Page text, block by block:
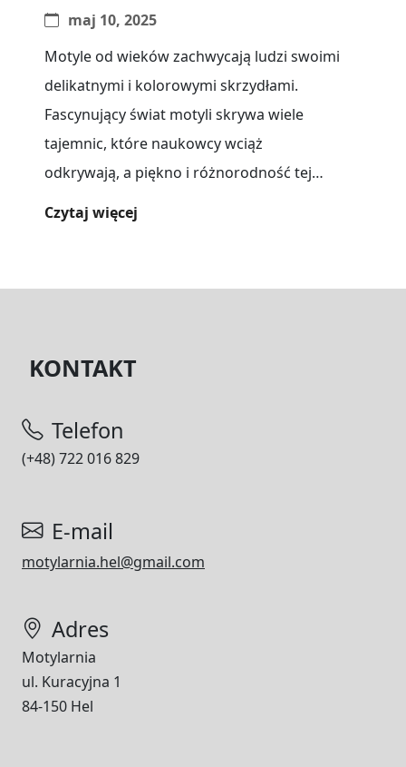
maj 10, 2025
Motyle od wieków zachwycają ludzi swoimi
delikatnymi i kolorowymi skrzydłami.
Fascynujący świat motyli skrywa wiele
tajemnic, które naukowcy wciąż
odkrywają, a piękno i różnorodność tej
Czytaj więcej
KONTAKT
Telefon
(+48) 722 016 829
E-mail
motylarnia.hel@gmail.com
Adres
Motylarnia
ul. Kuracyjna 1
84-150 Hel